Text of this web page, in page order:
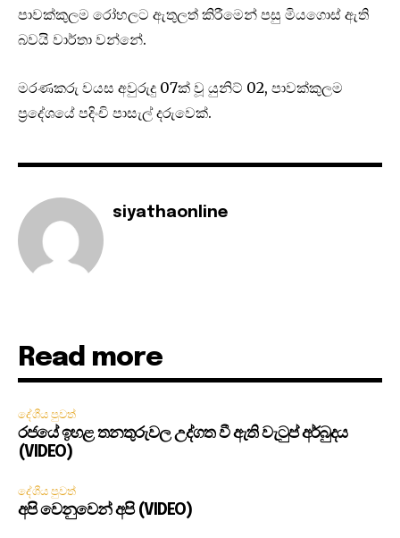
පාවක්කුලම රෝහලට ඇතුලත් කිරීමෙන් පසු මියගොස් ඇති
බවයි වාර්තා වන්නේ.
මරණකරු වයස අවුරුදු 07ක් වූ යුනිට් 02, පාවක්කුලම
ප්‍රදේශයේ පදිංචි පාසැල් දරුවෙක්.
siyathaonline
Read more
දේශීය පුවත්
රජයේ ඉහළ තනතුරුවල උද්ගත වී ඇති වැටුප් අර්බුදය
(VIDEO)
දේශීය පුවත්
අපි වෙනුවෙන් අපි (VIDEO)